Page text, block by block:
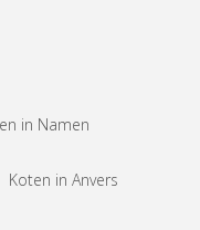
in Namen
Koten in Anvers